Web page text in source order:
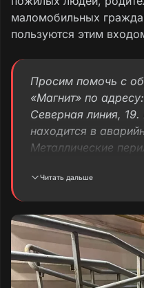
маломобильных
пользуются этим
Просим помочь с
«Магнит» по
Северная линия,
находится в
Металлические
проржавели и
Данные
характер:
Перила
Читать дальше